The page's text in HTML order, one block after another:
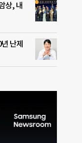
상, 내
난제